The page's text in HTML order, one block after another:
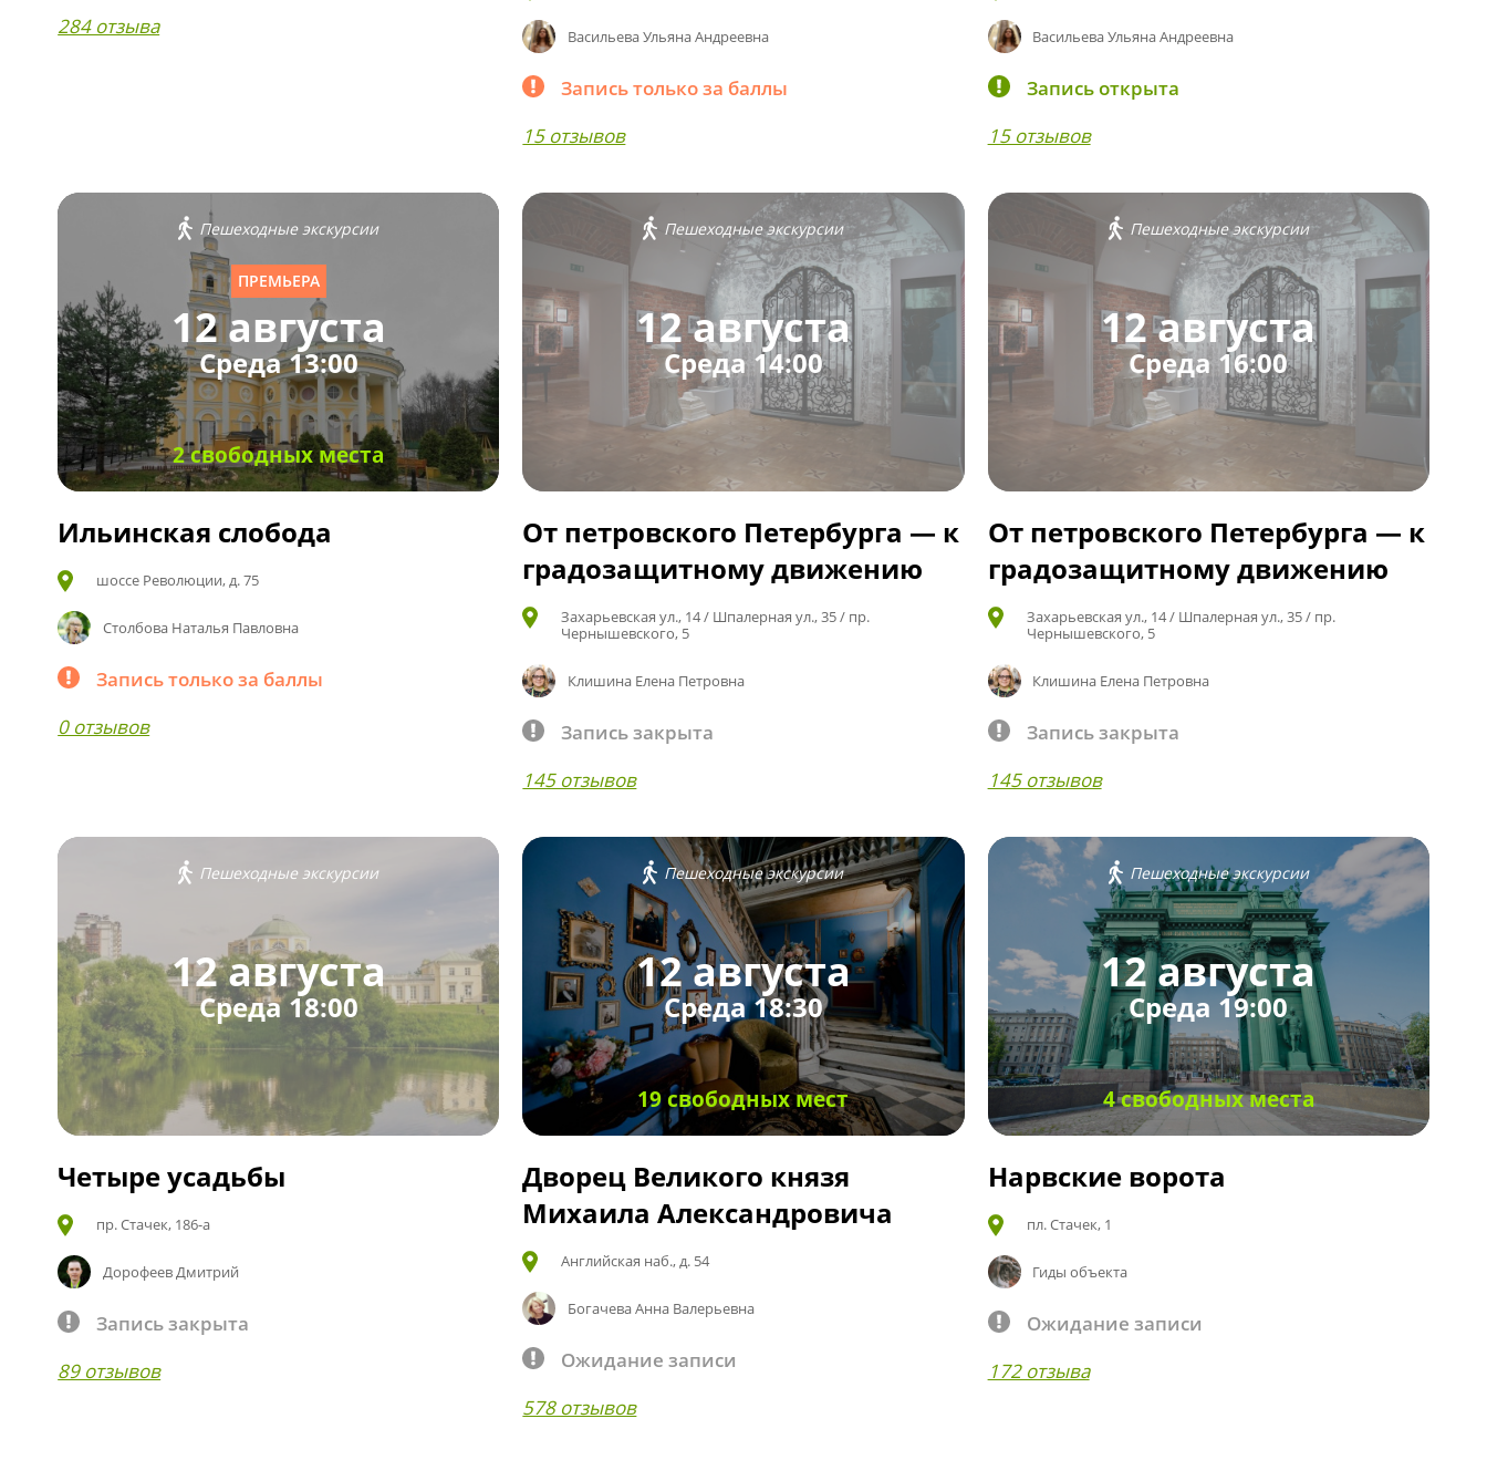
284 отзыва
Васильева Ульяна Андреевна
Запись только за баллы
15 отзывов
Васильева Ульяна Андреевна
Запись открыта
15 отзывов
Пешеходные экскурсии
ПРЕМЬЕРА
12 августа
Среда 13:00
2 свободных места
Ильинская слобода
шоссе Революции, д. 75
Столбова Наталья Павловна
Запись только за баллы
0 отзывов
Пешеходные экскурсии
12 августа
Среда 14:00
От петровского Петербурга — к
градозащитному движению
Захарьевская ул., 14 / Шпалерная ул., 35 / пр.
Чернышевского, 5
Клишина Елена Петровна
Запись закрыта
145 отзывов
Пешеходные экскурсии
12 августа
Среда 16:00
От петровского Петербурга — к
градозащитному движению
Захарьевская ул., 14 / Шпалерная ул., 35 / пр.
Чернышевского, 5
Клишина Елена Петровна
Запись закрыта
145 отзывов
Пешеходные экскурсии
12 августа
Среда 18:00
Четыре усадьбы
пр. Стачек, 186-а
Дорофеев Дмитрий
Запись закрыта
89 отзывов
Пешеходные экскурсии
12 августа
Среда 18:30
19 свободных мест
Дворец Великого князя
Михаила Александровича
Английская наб., д. 54
Богачева Анна Валерьевна
Ожидание записи
578 отзывов
Пешеходные экскурсии
12 августа
Среда 19:00
4 свободных места
Нарвские ворота
пл. Стачек, 1
Гиды объекта
Ожидание записи
172 отзыва